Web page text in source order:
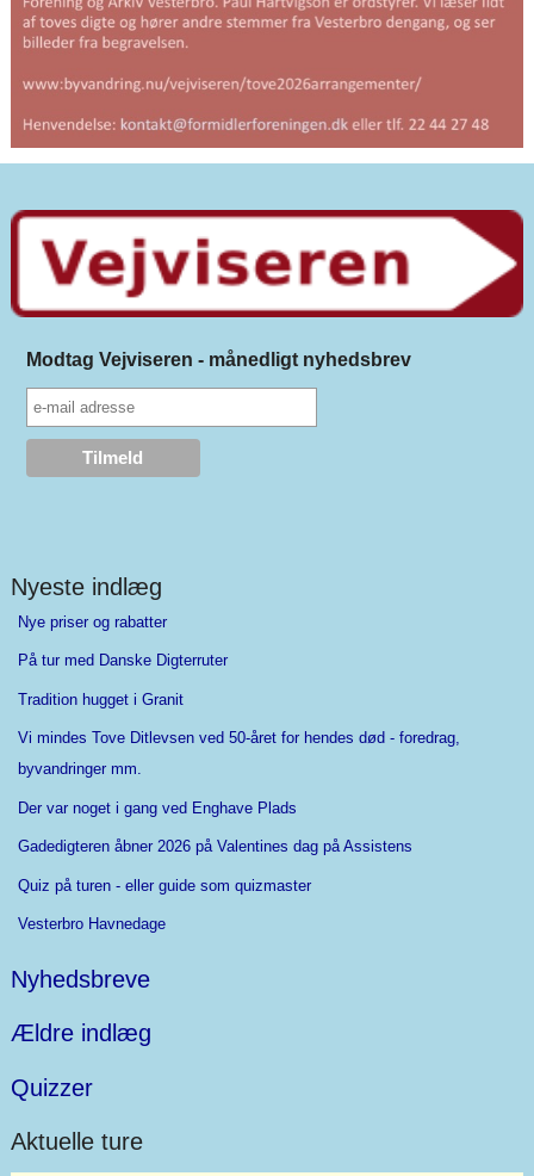
Modtag Vejviseren - månedligt nyhedsbrev
Nyeste indlæg
Nye priser og rabatter
På tur med Danske Digterruter
Tradition hugget i Granit
Vi mindes Tove Ditlevsen ved 50-året for hendes død - foredrag,
byvandringer mm.
Der var noget i gang ved Enghave Plads
Gadedigteren åbner 2026 på Valentines dag på Assistens
Quiz på turen - eller guide som quizmaster
Vesterbro Havnedage
Nyhedsbreve
Ældre indlæg
Quizzer
Aktuelle ture